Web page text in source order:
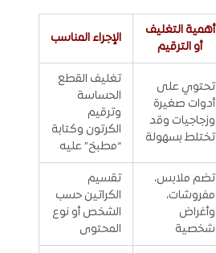
أهمية التغليف
أو الترقيم
الإجراء المناسب
تحتوي على
أدوات صغيرة
وزجاجيات وقد
تختلط بسهولة
تغليف القطع
الحساسة
وترقيم
الكرتون وكتابة
“مطبخ” عليه
تضم ملابس،
مفروشات،
وأغراض
شخصية
تقسيم
الكراتين حسب
الشخص أو نوع
المحتوى